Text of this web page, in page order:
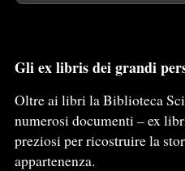
Gli ex libris dei grandi
Oltre ai libri la Biblioteca
numerosi documenti – ex
preziosi per ricostruire la
appartenenza.